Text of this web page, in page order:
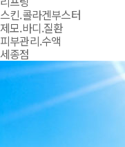
스킨.콜라겐부스터
제모.바디.질환
피부관리.수액
세종점